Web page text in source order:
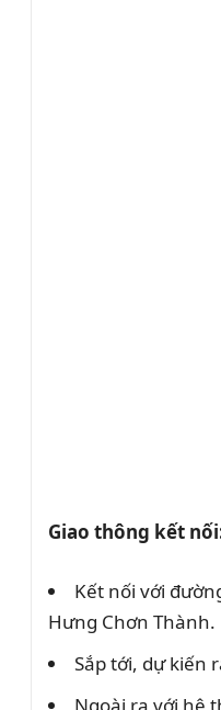
Giao thông kết
Kết nối với
Hưng Chơn Thành.
Sắp tới, dự kiến
Ngoài ra với hệ